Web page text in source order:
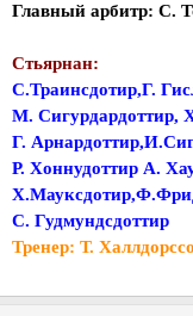
Главный арбитр: С.
Стьярнан:
С.Траинсдотир,Г.
М. Сигурдардоттир,
Г.
Р. Хоннудоттир А.
С. Гудмундсдоттир
Тренер: Т.